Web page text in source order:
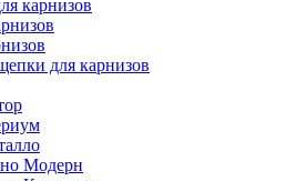
карнизов
для карнизов
Модерн